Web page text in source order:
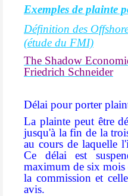
Exemples de plainte
Définition des
(étude du FMI)
The Shadow
Friedrich Schneider
Délai pour porter
La plainte peut être
jusqu'à la fin de la
au cours de laquelle
Ce délai est
maximum de six mois
la commission et
avis.